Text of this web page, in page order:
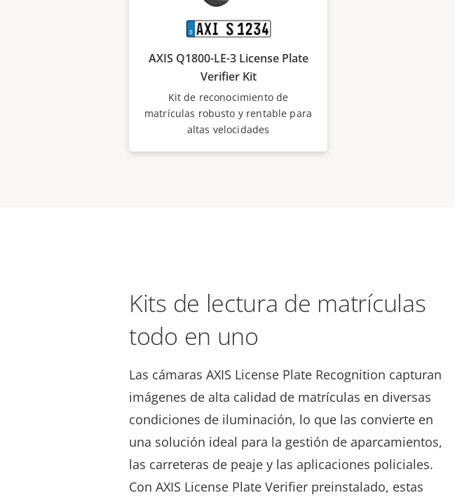
AXIS Q1800-LE-3 License Plate
Verifier Kit
Kit de reconocimiento de
matrículas robusto y rentable para
altas velocidades
Kits de lectura de matrículas
todo en uno
Las cámaras AXIS License Plate Recognition capturan
imágenes de alta calidad de matrículas en diversas
condiciones de iluminación, lo que las convierte en
una solución ideal para la gestión de aparcamientos,
las carreteras de peaje y las aplicaciones policiales.
Con AXIS License Plate Verifier preinstalado, estas